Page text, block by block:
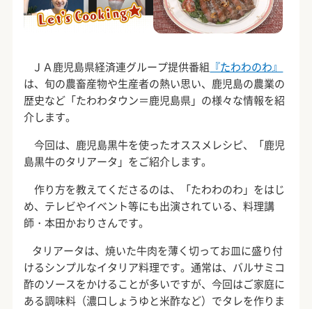
ＪＡ鹿児島県経済連グループ提供番組 『たわわのわ』
は、旬の農畜産物や生産者の熱い思い、鹿児島の農業の
歴史など「たわわタウン＝鹿児島県」の様々な情報を紹
介します。
今回は、鹿児島黒牛を使ったオススメレシピ、「鹿児
島黒牛のタリアータ」をご紹介します。
作り方を教えてくださるのは、「たわわのわ」をはじ
め、テレビやイベント等にも出演されている、料理講
師・本田かおりさんです。
タリアータは、焼いた牛肉を薄く切ってお皿に盛り付
けるシンプルなイタリア料理です。通常は、バルサミコ
酢のソースをかけることが多いですが、今回はご家庭に
ある調味料（濃口しょうゆと米酢など）でタレを作りま